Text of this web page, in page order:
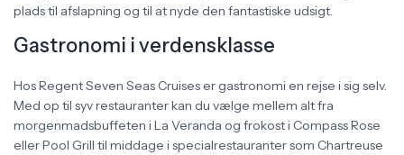
plads til afslapning og til at nyde den fantastiske udsigt.
Gastronomi i verdensklasse
Hos Regent Seven Seas Cruises er gastronomi en rejse i sig selv.
Med op til syv restauranter kan du vælge mellem alt fra
morgenmadsbuffeten i La Veranda og frokost i Compass Rose
eller Pool Grill til middage i specialrestauranter som Chartreuse